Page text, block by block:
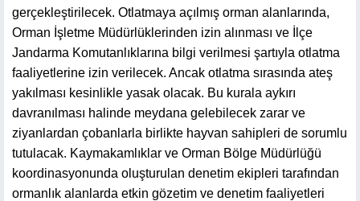
gerçekleştirilecek. Otlatmaya açılmış orman alanlarında,
Orman İşletme Müdürlüklerinden izin alınması ve İlçe
Jandarma Komutanlıklarına bilgi verilmesi şartıyla otlatma
faaliyetlerine izin verilecek. Ancak otlatma sırasında ateş
yakılması kesinlikle yasak olacak. Bu kurala aykırı
davranılması halinde meydana gelebilecek zarar ve
ziyanlardan çobanlarla birlikte hayvan sahipleri de sorumlu
tutulacak. Kaymakamlıklar ve Orman Bölge Müdürlüğü
koordinasyonunda oluşturulan denetim ekipleri tarafından
ormanlık alanlarda etkin gözetim ve denetim faaliyetleri